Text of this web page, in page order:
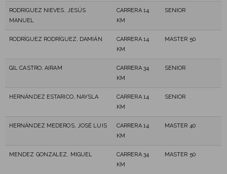
RODRIGUEZ NIEVES, JESÚS
MANUEL
CARRERA 14
KM
SENIOR
RODRÍGUEZ RODRÍGUEZ, DAMIÁN
CARRERA 14
KM
MASTER 50
GIL CASTRO, AIRAM
CARRERA 34
KM
SENIOR
HERNÁNDEZ ESTARICO, NAYSLA
CARRERA 14
KM
SENIOR
HERNÁNDEZ MEDEROS, JOSÉ LUIS
CARRERA 14
KM
MASTER 40
MENDEZ GONZALEZ, MIGUEL
CARRERA 34
KM
MASTER 50